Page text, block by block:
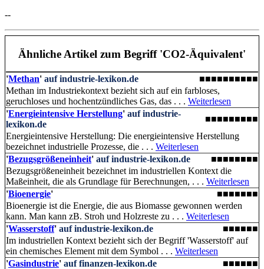
--
Ähnliche Artikel zum Begriff 'CO2-Äquivalent'
'Methan' auf industrie-lexikon.de
■■■■■■■■■■
Methan im Industriekontext bezieht sich auf ein farbloses,
geruchloses und hochentzündliches Gas, das . . . Weiterlesen
'Energieintensive Herstellung' auf industrie-
lexikon.de
■■■■■■■■■
Energieintensive Herstellung: Die energieintensive Herstellung
bezeichnet industrielle Prozesse, die . . . Weiterlesen
'Bezugsgrößeneinheit' auf industrie-lexikon.de
■■■■■■■■
Bezugsgrößeneinheit bezeichnet im industriellen Kontext die
Maßeinheit, die als Grundlage für Berechnungen, . . . Weiterlesen
'Bioenergie'
■■■■■■■
Bioenergie ist die Energie, die aus Biomasse gewonnen werden
kann. Man kann zB. Stroh und Holzreste zu . . . Weiterlesen
'Wasserstoff' auf industrie-lexikon.de
■■■■■■
Im industriellen Kontext bezieht sich der Begriff 'Wasserstoff' auf
ein chemisches Element mit dem Symbol . . . Weiterlesen
'Gasindustrie' auf finanzen-lexikon.de
■■■■■■